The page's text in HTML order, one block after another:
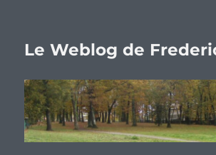
Le Weblog de